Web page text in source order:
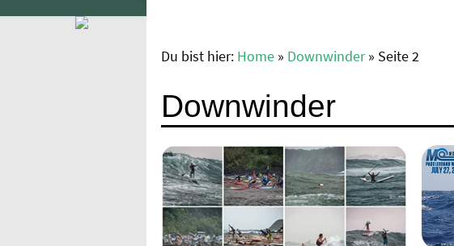
Du bist hier: Home» Downwinder» Seite 2
Downwinder